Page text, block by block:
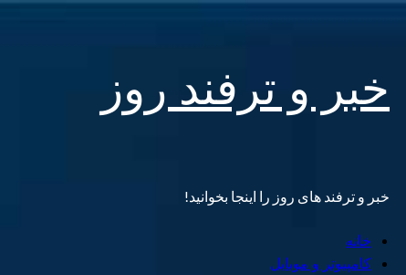
content
خبر و ترفند روز
خبر و ترفند های روز را اینجا بخوانید!
Primary
Menu
خانه
کامپیوتر و موبایل